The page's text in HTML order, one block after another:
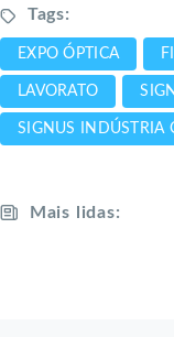
Tags:
EXPO ÓPTICA
LAVORATO
SIGNUS INDÚSTRIA
Mais lidas: